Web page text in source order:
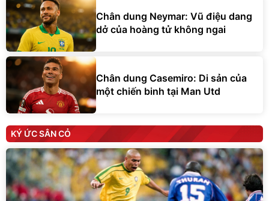
Chân dung Neymar: Vũ điệu dang
dở của hoàng tử không ngai
Chân dung Casemiro: Di sản của
một chiến binh tại Man Utd
KÝ ỨC SÂN CỎ